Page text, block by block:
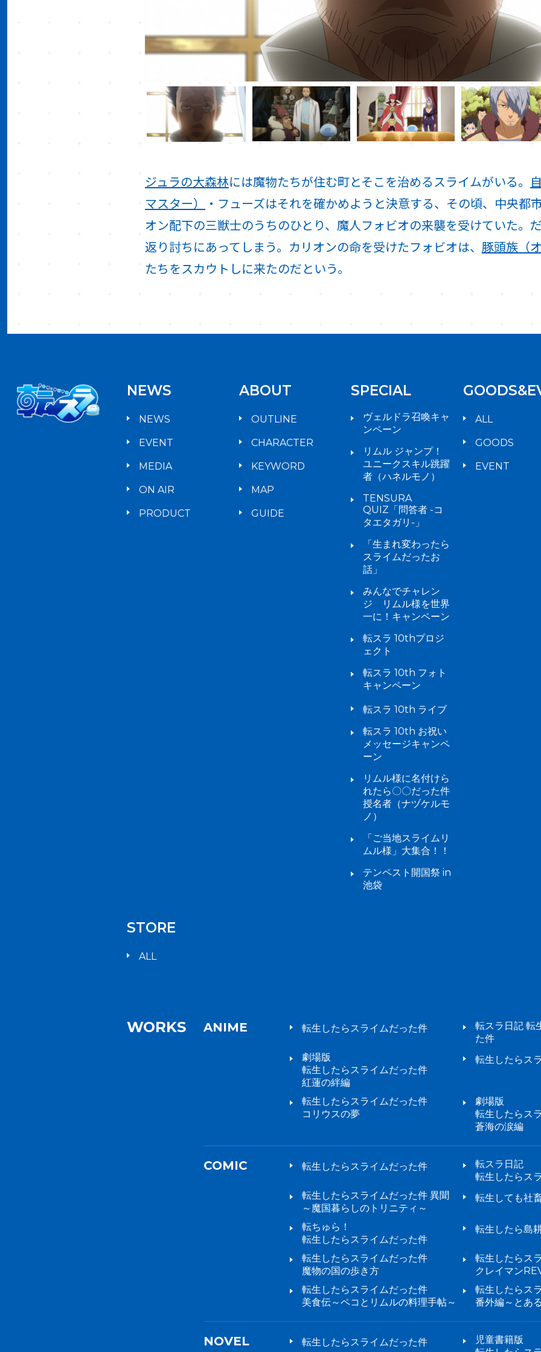
ジュラの大森林には魔物たちが住む町とそこを治めるスライムがいる。
マスター）
・フューズはそれを確かめようと決意する、その頃、中央都
オン配下の三獣士のうちのひとり、魔人フォビオの来襲を受けていた。
返り討ちにあってしまう。カリオンの命を受けたフォビオは、 豚頭族（
たちをスカウトしに来たのだという。
NEWS
NEWS
EVENT
MEDIA
ON AIR
PRODUCT
ABOUT
OUTLINE
CHARACTER
KEYWORD
MAP
GUIDE
SPECIAL
ヴェルドラ召喚キャ
ンペーン
リムル ジャンプ！
ユニークスキル跳躍
者（ハネルモノ）
TENSURA
QUIZ「問答者 -コ
タエタガリ-」
「生まれ変わったら
スライムだったお
話」
みんなでチャレン
ジ リムル様を世界
一に！キャンペーン
転スラ 10thプロジ
ェクト
転スラ 10th フォト
キャンペーン
転スラ 10th ライブ
転スラ 10th お祝い
メッセージキャンペ
ーン
リムル様に名付けら
れたら〇〇だった件
授名者（ナヅケルモ
ノ）
「ご当地スライムリ
ムル様」大集合！！
テンペスト開国祭 in
池袋
ALL
GOODS
EVENT
STORE
ALL
WORKS ANIME 転生したらスライムだった件
転スラ日記 転
た件
劇場版
転生したらスライムだった件
紅蓮の絆編
転生したらス
転生したらスライムだった件
コリウスの夢
劇場版
転生したらス
蒼海の涙編
COMIC 転生したらスライムだった件
転スラ日記
転生したらス
転生したらスライムだった件 異聞
～魔国暮らしのトリニティ～
転生しても社
転ちゅら！
転生したらスライムだった件
転生したら島
転生したらスライムだった件
魔物の国の歩き方
転生したらス
クレイマン
転生したらスライムだった件
美食伝～ペコとリムルの料理手帖～
転生したらス
番外編～とあ
NOVEL 転生したらスライムだった件
児童書籍版